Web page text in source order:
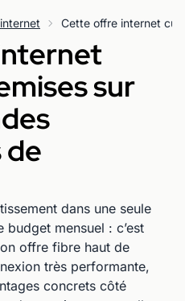
sur
dans une seule
mensuel : c’est
offre fibre haut de
très performante,
concrets côté